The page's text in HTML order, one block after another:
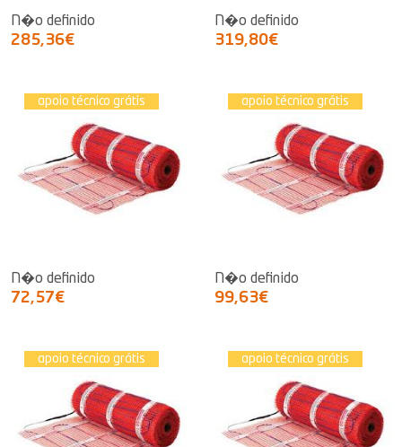
N�o definido
285,36€
N�o definido
319,80€
apoio técnico grátis
N�o definido
72,57€
apoio técnico grátis
N�o definido
99,63€
apoio técnico grátis apoio técnico grátis